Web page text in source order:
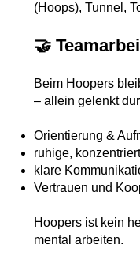
(Hoops), Tunnel,
🤝
Beim Hoopers
– allein gelenkt
Orientierung &
ruhige,
klare
Vertrauen und
Hoopers ist kein
mental arbeiten.